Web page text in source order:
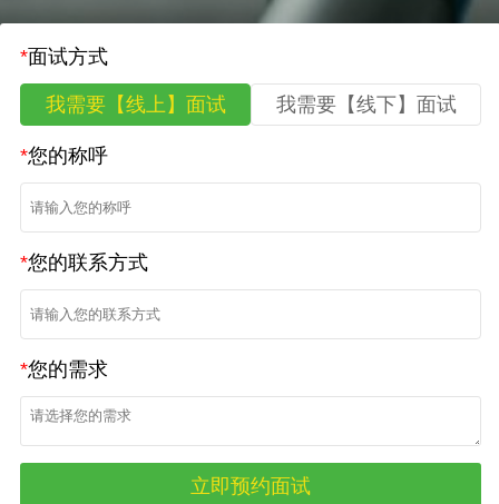
*面试方式
我需要【线上】面试 我需要【线下】面试
*您的称呼
*您的联系方式
*您的需求